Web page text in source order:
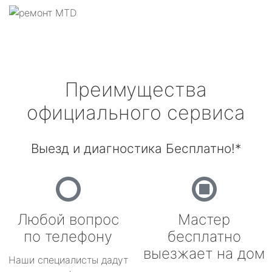
Преимущества
официального сервиса
Выезд и диагностика Бесплатно!*
Любой вопрос
по телефону
Наши специалисты дадут
Мастер
бесплатно
выезжает на дом